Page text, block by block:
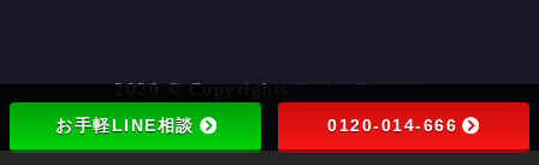
2020 © CopyrightsCodexThemes
お手軽LINE相談
0120-014-666